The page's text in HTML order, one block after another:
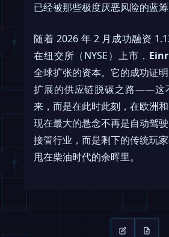
已经被那些极度厌恶风险的蓝筹
随着 2026 年 2 月成功融资
在纽交所（NYSE）上市，
全球扩张的资本。它的成功证
扩展的供应链脱碳之路——这
来，而是在此时此刻，在欧洲和
现在最大的悬念不再是自动驾
接管行业，而是剩下的传统玩
甩在柴油时代的余晖里。